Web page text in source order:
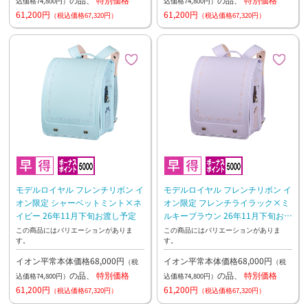
61,200円 （税込価格67,320円）
61,200円 （税込価格67,320円）
モデルロイヤル フレンチリボン イ
オン限定 シャーベットミント×ネ
イビー 26年11月下旬お渡し予定
この商品にはバリエーションがありま
す。
イオン平常本体価格68,000円 （税
込価格74,800円） の品、 特別価格
61,200円 （税込価格67,320円）
モデルロイヤル フレンチリボン イ
オン限定 フレンチライラック×ミ
ルキーブラウン 26年11月下旬お渡
し予定
この商品にはバリエーションがありま
す。
イオン平常本体価格68,000円 （税
込価格74,800円） の品、 特別価格
61,200円 （税込価格67,320円）